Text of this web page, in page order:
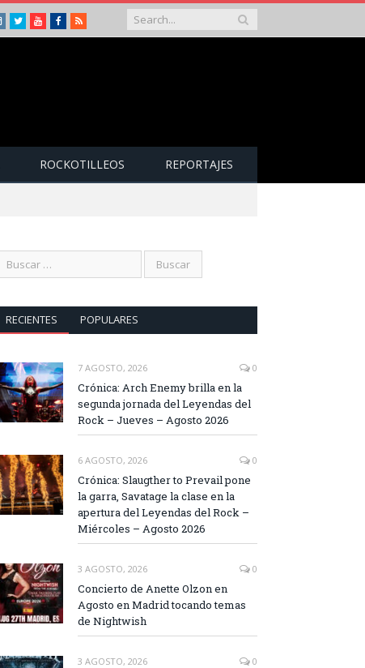
Instagram
TwitterYoutubeFacebook
RSS
ROCKOTILLEOS REPORTAJES
RECIENTES POPULARES
7 AGOSTO, 2026 0
Crónica: Arch Enemy brilla en la
segunda jornada del Leyendas del
Rock – Jueves – Agosto 2026
6 AGOSTO, 2026 0
Crónica: Slaugther to Prevail pone
la garra, Savatage la clase en la
apertura del Leyendas del Rock –
Miércoles – Agosto 2026
3 AGOSTO, 2026 0
Concierto de Anette Olzon en
Agosto en Madrid tocando temas
de Nightwish
3 AGOSTO, 2026 0